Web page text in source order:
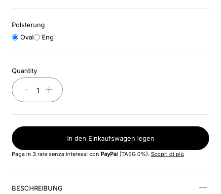
9.kep nero
Polsterung
Oval
Eng
Quantity
＋
－
In den Einkaufswagen legen
Paga in 3 rate senza interessi con PayPal (TAEG 0%). Scopri di più
BESCHREIBUNG